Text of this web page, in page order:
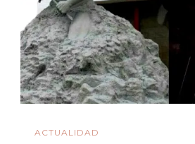
ACTUALIDAD